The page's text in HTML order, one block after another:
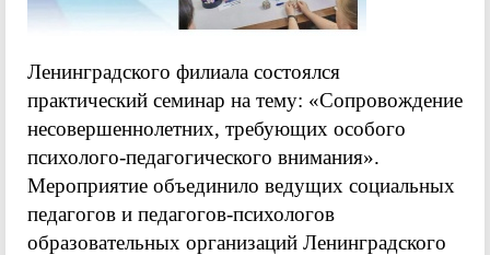
Ленинградского филиала состоялся
практический семинар на тему: «Сопровождение
несовершеннолетних, требующих особого
психолого-педагогического внимания».
Мероприятие объединило ведущих социальных
педагогов и педагогов-психологов
образовательных организаций Ленинградского